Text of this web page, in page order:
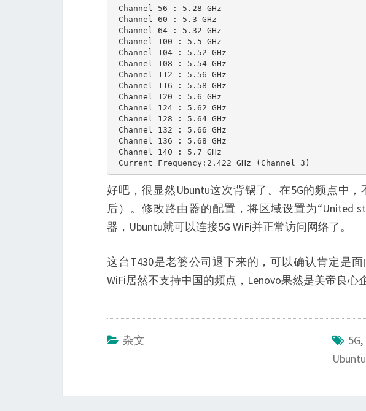
Channel 56 : 5.28 GHz
Channel 60 : 5.3 GHz
Channel 64 : 5.32 GHz
Channel 100 : 5.5 GHz
Channel 104 : 5.52 GHz
Channel 108 : 5.54 GHz
Channel 112 : 5.56 GHz
Channel 116 : 5.58 GHz
Channel 120 : 5.6 GHz
Channel 124 : 5.62 GHz
Channel 128 : 5.64 GHz
Channel 132 : 5.66 GHz
Channel 136 : 5.68 GHz
Channel 140 : 5.7 GHz
好吧，很显然Ubuntu这次背锅了。在5G的频点中
后）。修改路由器的配置，将区域设置为“United
器，Ubuntu就可以连接5G WiFi并正常访问网络了。
这台T430是老婆公司退下来的，可以确认肯定是
WiFi居然不支持中国的频点，Lenovo果然是美帝良心
杂文 5G,
Ubuntu